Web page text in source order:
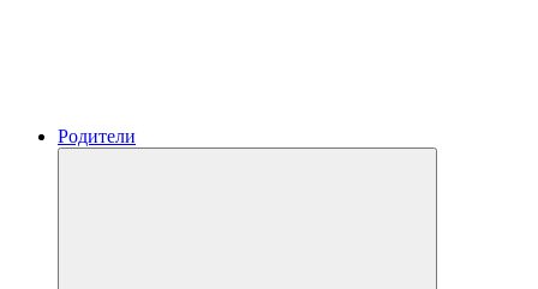
Родители